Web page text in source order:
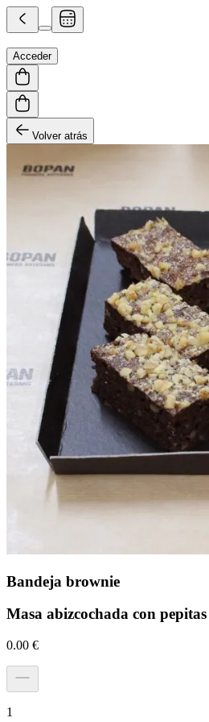
Acceder
Volver atrás
Bandeja brownie
Masa abizcochada con
0.00 €
1